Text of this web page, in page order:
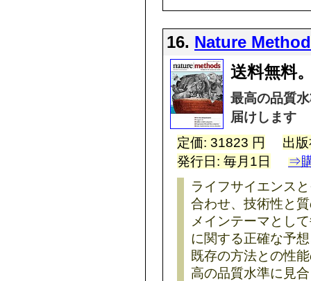
16. Nature
送料無料
最高の品質
届けします
定価: 31823 円
出
発行日: 毎月1日
⇒
ライフサイエンス
合わせ、技術性と
メインテーマとし
に関する正確な予
既存の方法との性
高の品質水準に見